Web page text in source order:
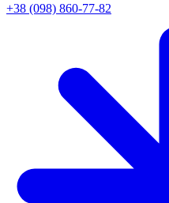
+38 (098) 860-77-82